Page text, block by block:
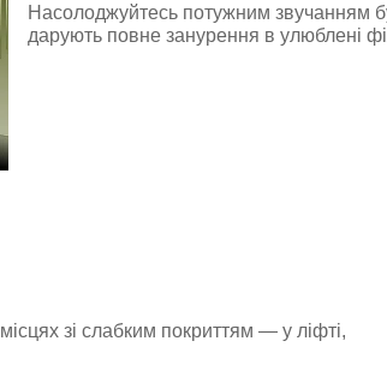
Насолоджуйтесь потужним звучанням
дарують повне занурення в улюблені
зі слабким покриттям — у ліфті,